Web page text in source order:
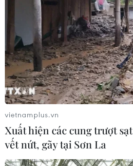
vietnamplus.vn
Xuất hiện các cung trượt
vết nứt, gãy tại Sơn La